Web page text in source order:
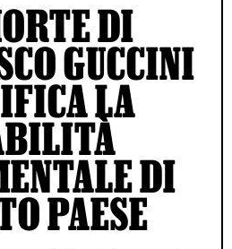
DI
GUCCINI
LA
DI
PAESE